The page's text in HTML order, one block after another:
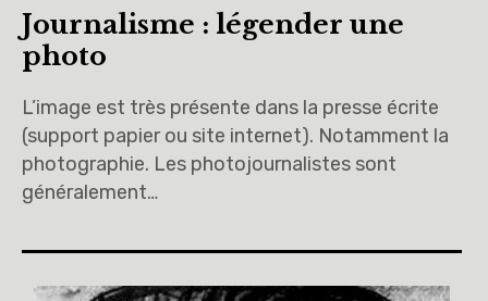
Journalisme : légender une
photo
L’image est très présente dans la presse écrite
(support papier ou site internet). Notamment la
photographie. Les photojournalistes sont
généralement…